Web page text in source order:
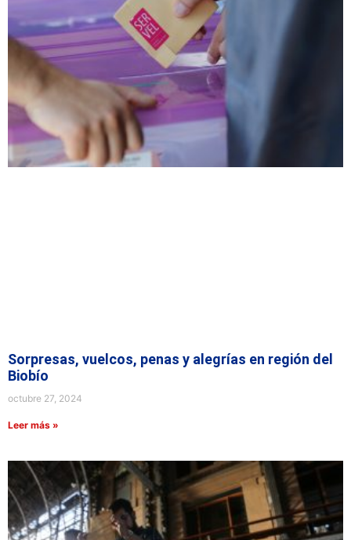
Sorpresas, vuelcos, penas y alegrías en región del
Biobío
octubre 27, 2024
Leer más »